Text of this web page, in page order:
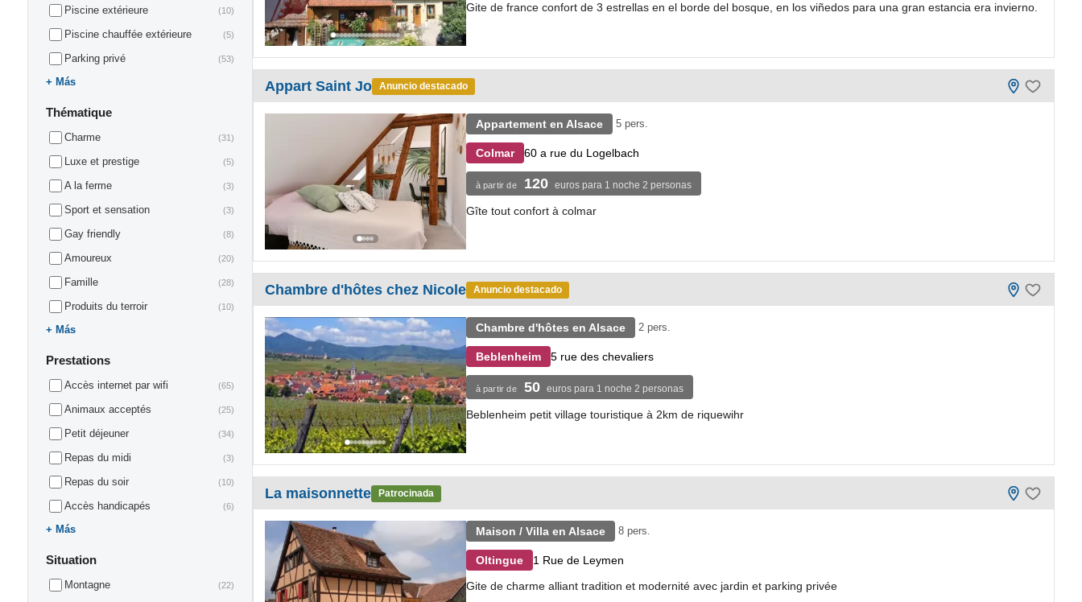
Piscine extérieure (10)
Piscine chauffée extérieure (5)
Parking privé (53)
Más
Thématique
Charme (31)
Luxe et prestige (5)
A la ferme (3)
Sport et sensation (3)
Gay friendly (8)
Amoureux (20)
Famille (28)
Produits du terroir (10)
Más
Prestations
Accès internet par wifi (65)
Animaux acceptés (25)
Petit déjeuner (34)
Repas du midi (3)
Repas du soir (10)
Accès handicapés (6)
Más
Situation
Montagne (22)
Gite de france confort de 3 estrellas en el borde del bosque, en los viñedos para una gran estancia era invierno.
Appart Saint Jo Anuncio destacado
Appartement en Alsace 5 pers.
Colmar 60 a rue du Logelbach
à partir de 120 euros para 1 noche 2 personas
Gîte tout confort à colmar
Chambre d'hôtes chez Nicole Anuncio destacado
Chambre d'hôtes en Alsace 2 pers.
Beblenheim 5 rue des chevaliers
à partir de 50 euros para 1 noche 2 personas
Beblenheim petit village touristique à 2km de riquewihr
La maisonnette Patrocinada
Maison / Villa en Alsace 8 pers.
Oltingue 1 Rue de Leymen
Gite de charme alliant tradition et modernité avec jardin et parking privée